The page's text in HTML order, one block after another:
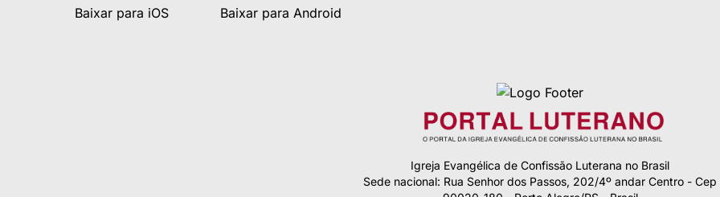
Baixar para iOS Baixar para Android
Igreja Evangélica de Confissão Luterana no Brasil
Sede nacional: Rua Senhor dos Passos, 202/4º andar Centro - Cep